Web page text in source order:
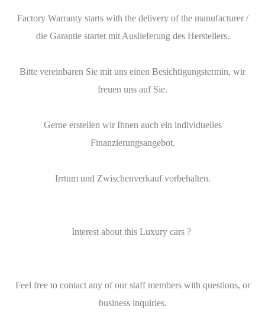
Factory Warranty starts with the delivery of the manufacturer /
die Garantie startet mit Auslieferung des Herstellers.
Bitte vereinbaren Sie mit uns einen Besichtigungstermin, wir
freuen uns auf Sie.
Gerne erstellen wir Ihnen auch ein individuelles
Finanzierungsangebot.
Irrtum und Zwischenverkauf vorbehalten.
Interest about this Luxury cars ?
Feel free to contact any of our staff members with questions, or
business inquiries.